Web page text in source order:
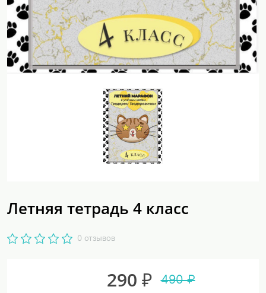
Летняя тетрадь 4 класс
0 отзывов
290 ₽ 490 ₽